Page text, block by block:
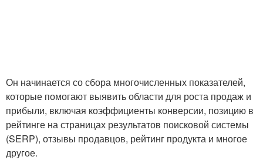
Он начинается со сбора многочисленных показателей,
которые помогают выявить области для роста продаж и
прибыли, включая коэффициенты конверсии, позицию в
рейтинге на страницах результатов поисковой системы
(SERP), отзывы продавцов, рейтинг продукта и многое
другое.